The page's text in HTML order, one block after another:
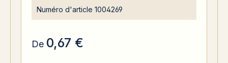
Numéro d'article 1004269
De 0,67 €